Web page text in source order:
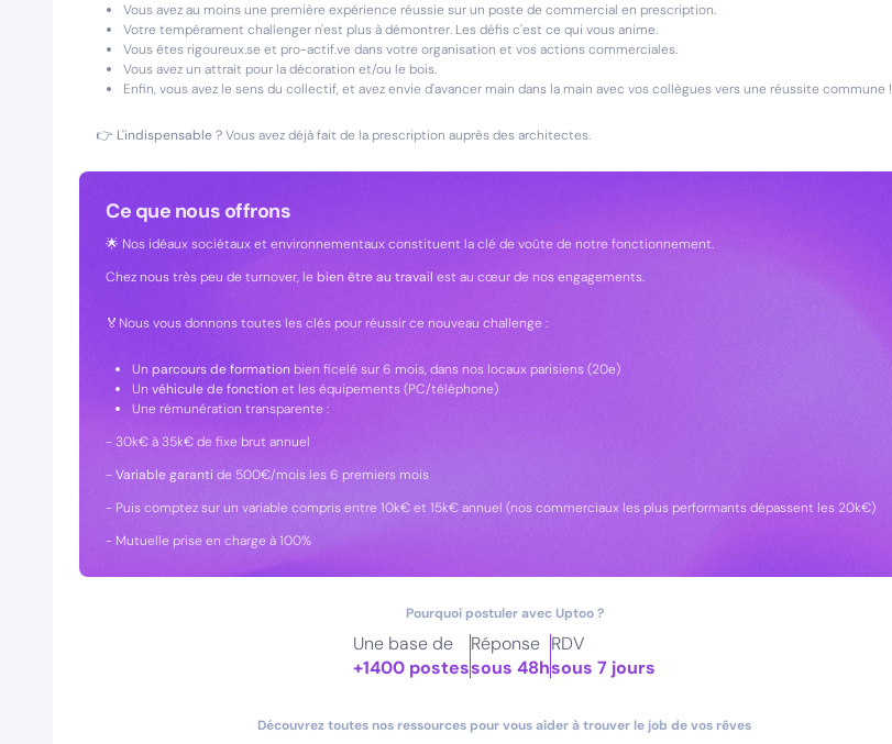
Vous avez au moins une première expérience réussie sur un poste de commercial en prescription.
Votre tempérament challenger n'est plus à démontrer. Les défis c'est ce qui vous anime.
Vous êtes rigoureux.se et pro-actif.ve dans votre organisation et vos actions commerciales.
Vous avez un attrait pour la décoration et/ou le bois.
Enfin, vous avez le sens du collectif, et avez envie d'avancer main dans la main avec vos collègues vers une réussite commune !
👉 L'indispensable ?Vous avez déjà fait de la prescription auprès des architectes.
Ce que nous offrons
🌟 Nos idéaux sociétaux et environnementaux constituent la clé de voûte de notre fonctionnement.
Chez nous très peu de turnover, lebien être au travail est au cœur de nos engagements.
🏅Nous vous donnons toutes les clés pour réussir ce nouveau challenge :
Un parcours de formation bien ficelé sur 6 mois, dans nos locaux parisiens (20e)
Un véhicule de fonctionet les équipements (PC/téléphone)
Une rémunération transparente :
- 30k€ à 35k€ de fixe brut annuel
-Variable garanti de 500€/mois les 6 premiers mois
- Puis comptez sur un variable compris entre 10k€ et 15k€ annuel (nos commerciaux les plus performants dépassent les 20k€)
- Mutuelle prise en charge à 100%
Pourquoi postuler avec Uptoo ?
Une base de
+1400 postes
Réponse
sous 48h
RDV
sous 7 jours
Découvrez toutes nos ressources pour vous aider à trouver le job de vos rêves